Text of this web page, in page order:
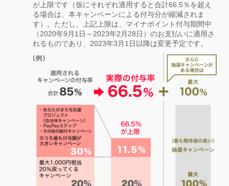
が上限です（仮にそれぞれ適用すると合計66.5％を超え
る場合は、本キャンペーンによる付与分が縮減されま
す）。ただし、上記上限は、マイナポイント付与期間中
（2020年9月1日～2023年2月28日）のお支払いに適用さ
れるものであり、2023年3月1日以降は変更予定です。